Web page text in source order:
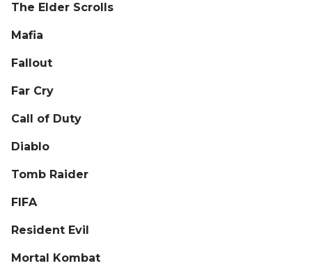
The Elder Scrolls
Mafia
Fallout
Far Cry
Call of Duty
Diablo
Tomb Raider
FIFA
Resident Evil
Mortal Kombat